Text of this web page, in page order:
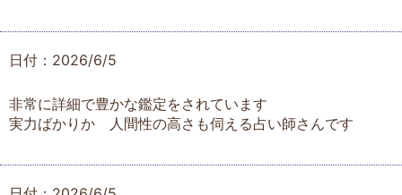
日付：2026/6/5
非常に詳細で豊かな鑑定をされています
実力ばかりか 人間性の高さも伺える占い師さんです